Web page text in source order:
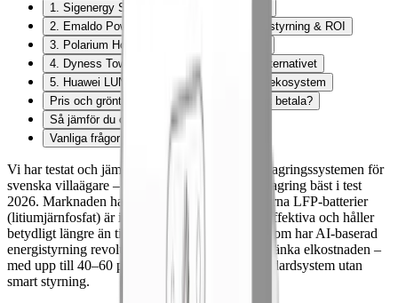
1. Sigenergy SigenStor — Bäst i test 2026
2. Emaldo Power Store AI — Bästa smart styrning & ROI
3. Polarium Home — Bästa premium-valet
4. Dyness Tower Pro — Bästa prisvärda alternativet
5. Huawei LUNA2000 — Bästa för Huawei-ekosystem
Pris och grönt avdrag — vad får du faktiskt betala?
Så jämför du offerter på batterilagring
Vanliga frågor om batterilagring 2026
Vi har testat och jämfört de fem ledande batterilagringssystemen för
svenska villaägare – här är vår guide till batterilagring bäst i test
2026. Marknaden har mognat snabbt och moderna LFP-batterier
(litiumjärnfosfat) är idag säkrare, mer kostnadseffektiva och håller
betydligt längre än tidigare generationer. Dessutom har AI-baserad
energistyrning revolutionerat möjligheterna att sänka elkostnaden –
med upp till 40–60 procent jämfört med ett standardsystem utan
smart styrning.